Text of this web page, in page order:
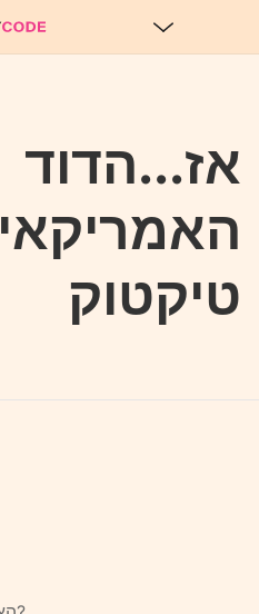
אז...הדוד
טיקטוק